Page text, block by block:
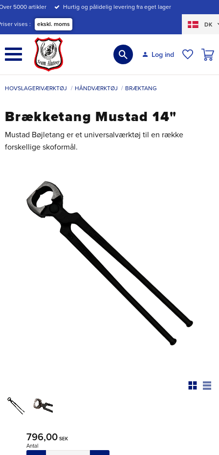
Menu
5000 artikler Hurtig og pålidelig levering fra eget lager
vises ekskl. moms DK
Log ind
HOVSLAGERIVÆRKTØJ HÅNDVÆRKTØJ BRÆKTANG
Brækketang Mustad 14"
Mustad Bøjletang er et universalværktøj til en række
forskellige skoformål.
796,00 SEK
Antal